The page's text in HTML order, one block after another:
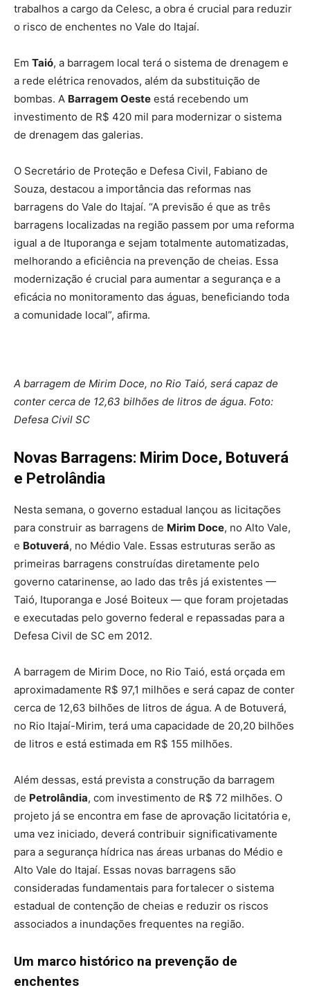
trabalhos a cargo da Celesc, a obra é crucial para reduzir
o risco de enchentes no Vale do Itajaí.
Em Taió, a barragem local terá o sistema de drenagem e
a rede elétrica renovados, além da substituição de
bombas. A Barragem Oeste está recebendo um
investimento de R$ 420 mil para modernizar o sistema
de drenagem das galerias.
O Secretário de Proteção e Defesa Civil, Fabiano de
Souza, destacou a importância das reformas nas
barragens do Vale do Itajaí. “A previsão é que as três
barragens localizadas na região passem por uma reforma
igual a de Ituporanga e sejam totalmente automatizadas,
melhorando a eficiência na prevenção de cheias. Essa
modernização é crucial para aumentar a segurança e a
eficácia no monitoramento das águas, beneficiando toda
a comunidade local”, afirma.
A barragem de Mirim Doce, no Rio Taió, será capaz de
conter cerca de 12,63 bilhões de litros de água. Foto:
Defesa Civil SC
Novas Barragens: Mirim Doce, Botuverá
e Petrolândia
Nesta semana, o governo estadual lançou as licitações
para construir as barragens de Mirim Doce, no Alto Vale,
e Botuverá, no Médio Vale. Essas estruturas serão as
primeiras barragens construídas diretamente pelo
governo catarinense, ao lado das três já existentes —
Taió, Ituporanga e José Boiteux — que foram projetadas
e executadas pelo governo federal e repassadas para a
Defesa Civil de SC em 2012.
A barragem de Mirim Doce, no Rio Taió, está orçada em
aproximadamente R$ 97,1 milhões e será capaz de conter
cerca de 12,63 bilhões de litros de água. A de Botuverá,
no Rio Itajaí-Mirim, terá uma capacidade de 20,20 bilhões
de litros e está estimada em R$ 155 milhões.
Além dessas, está prevista a construção da barragem
de Petrolândia, com investimento de R$ 72 milhões. O
projeto já se encontra em fase de aprovação licitatória e,
uma vez iniciado, deverá contribuir significativamente
para a segurança hídrica nas áreas urbanas do Médio e
Alto Vale do Itajaí. Essas novas barragens são
consideradas fundamentais para fortalecer o sistema
estadual de contenção de cheias e reduzir os riscos
associados a inundações frequentes na região.
Um marco histórico na prevenção de
enchentes